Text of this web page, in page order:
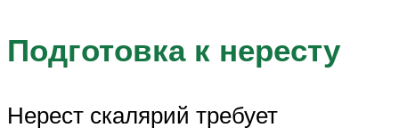
Подготовка к нересту
Нерест скалярий требует